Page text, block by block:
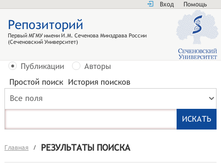
Вход Помощь
Репозиторий
Первый МГМУ имени И.М. Сеченова Минздрава России
(Сеченовский Университет)
Публикации
Авторы
Простой поиск История поисков
Все поля
Главная / РЕЗУЛЬТАТЫ ПОИСКА